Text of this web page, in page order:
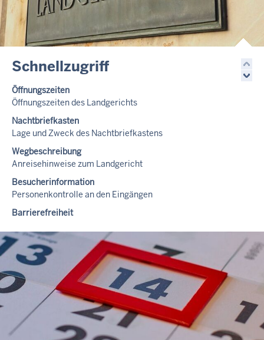
Schnellzugriff
Öffnungszeiten
Öffnungszeiten des Landgerichts
Nachtbriefkasten
Lage und Zweck des Nachtbriefkastens
Wegbeschreibung
Anreisehinweise zum Landgericht
Besucherinformation
Personenkontrolle an den Eingängen
Barrierefreiheit